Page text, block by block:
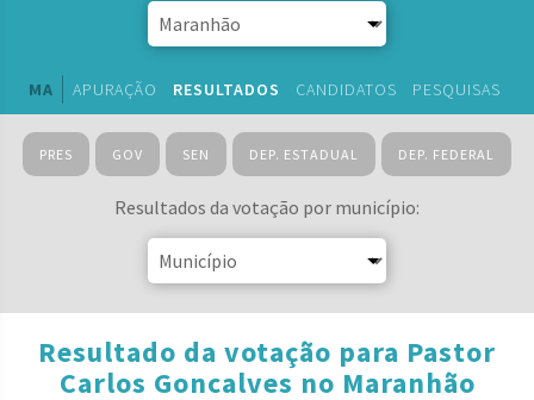
MA APURAÇÃO RESULTADOS CANDIDATOS PESQUISAS
PRES GOV SEN DEP. ESTADUAL DEP. FEDERAL
Resultados da votação por município:
Resultado da votação para Pastor
Carlos Goncalves no Maranhão